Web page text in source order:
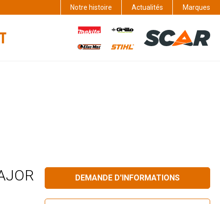
Notre histoire Actualités Marques
DEMANDE D'INFORMATIONS